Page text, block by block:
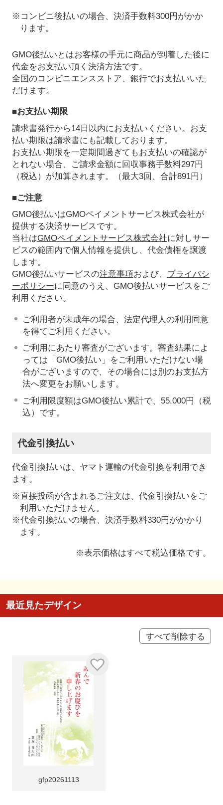
※コンビニ後払いの場合、決済手数料300円がかか
ります。
GMO後払いとはお客様の手元に商品が到着した後に
代金をお支払い頂く決済方法です。
全国のコンビニエンスストア、銀行でお支払いいた
だけます。
■お支払い期限
請求書発行から14日以内にお支払いください。お支
払い期限は請求書にも記載しております。
お支払い期限を一定期間過ぎてもお支払いの確認が
とれない場合、ご請求金額に回収事務手数料297円
（税込）が加算されます。（最大3回、合計891円）
■ご注意
GMO後払いはGMOペイメントサービス株式会社が
提供する決済サービスです。
当社はGMOペイメントサービス株式会社に対しサー
ビスの範囲内で個人情報を提供し、代金債権を譲渡
します。
GMO後払いサービスの注意事項および、 プライバシ
ーポリシーに同意のうえ、GMO後払いサービスをご
利用ください。
ご利用者が未成年の場合、法定代理人の利用同意
を得てご利用ください。
ご利用にあたり審査がございます。審査結果によ
っては「GMO後払い」をご利用いただけない場
合がございますので、その場合には別のお支払方
法へ変更をお願いします。
ご利用限度額はGMO後払い累計で、55,000円（税
込）です。
代金引換払い
代金引換払いは、ヤマト運輸の代金引換を利用でき
ます。
※直接投函が含まれるご注文は、代金引換払いをご
利用いただけません。
※代金引換払いの場合、決済手数料330円がかかり
ます。
※表示価格はすべて税込価格です。
最近見たデザイン
すべて削除する
gfp20261113